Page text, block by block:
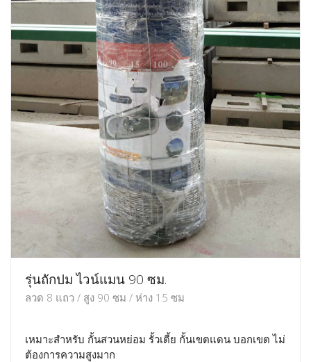
รุ่นถักปม ไวน์แมน 90 ซม.
ลวด 8 แถว / สูง 90 ซม / ห่าง 15 ซม
เหมาะสำหรับ กั้นสวนหย่อม รั้วเตี้ย กั้นเขตแดน บอกเขต ไม่
ต้องการความสูงมาก